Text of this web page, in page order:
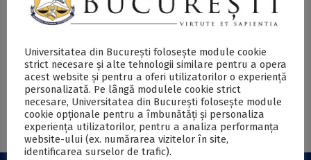
studențești în
cadrul UNIHUB –
Antreprenorială
Studențească
Prelegerea
asociațiilor de
vertebrate din
Pleistocenul
timpuriu de la
Copăceni, județul
Ilfov” la Facultatea
de Geologie și
Geofizică
Premii pentru
Universității din
București la
Campionatul
Național Universitar
de Schi Alpin &
Snowboard
organizat la Brașov
Universitatea din București folosește module cookie
strict necesare și alte tehnologii similare pentru a opera
acest website și pentru a oferi utilizatorilor o experiență
personalizată. Pe lângă modulele cookie strict
necesare, Universitatea din București folosește module
cookie opționale pentru a îmbunătăți și personaliza
experiența utilizatorilor, pentru a analiza performanța
website-ului (ex. numărarea vizitelor în site,
identificarea surselor de trafic).